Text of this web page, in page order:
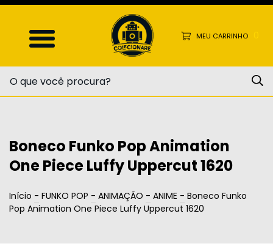
MEU CARRINHO
Boneco Funko Pop Animation
One Piece Luffy Uppercut 1620
Início - FUNKO POP - ANIMAÇÃO - ANIME - Boneco Funko
Pop Animation One Piece Luffy Uppercut 1620